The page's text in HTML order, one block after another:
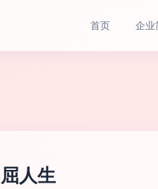
首页 企业
人生